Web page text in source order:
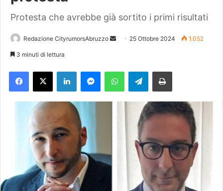
Protesta che avrebbe già sortito i primi risultati
Redazione CityrumorsAbruzzo
a
25 Ottobre 2024 1.052
3 minuti di lettura
Telegram